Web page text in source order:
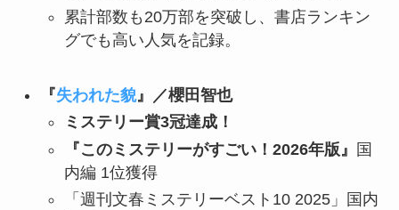
累計部数も20万部を突破し、書店ランキン
グでも高い人気を記録。
『失われた貌』／櫻田智也
ミステリー賞3冠達成！
『このミステリーがすごい！2026年版』 国
内編 1位獲得
「週刊文春ミステリーベスト10 2025」国内